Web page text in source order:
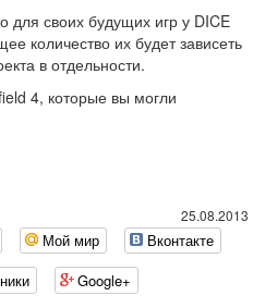
для своих будущих игр у DICE
количество их будет зависеть
в отдельности.
4, которые вы могли
25.08.2013
Мой мир
Вконтакте
Google+